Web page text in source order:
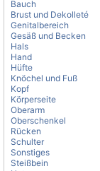
Bauch
Brust und Dekolleté
Genitalbereich
Gesäß und Becken
Hals
Hand
Hüfte
Knöchel und Fuß
Kopf
Körperseite
Oberarm
Oberschenkel
Rücken
Schulter
Sonstiges
Steißbein